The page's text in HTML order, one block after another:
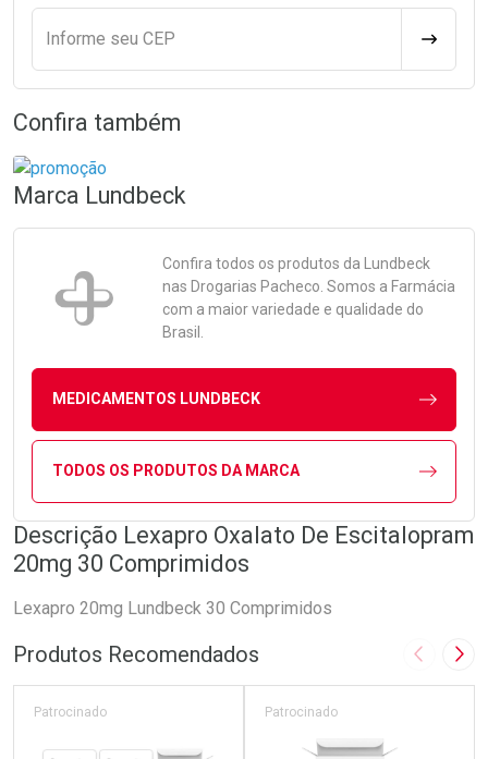
Informe seu CEP
Confira também
Marca Lundbeck
Confira todos os produtos da
Lundbeck
nas Drogarias Pacheco. Somos a Farmácia
com a maior variedade e qualidade do
Brasil.
MEDICAMENTOS LUNDBECK
TODOS OS PRODUTOS DA MARCA
Descrição Lexapro Oxalato De Escitalopram
20mg 30 Comprimidos
Lexapro 20mg Lundbeck 30 Comprimidos
Produtos Recomendados Imagem
Patrocinado Patrocinado